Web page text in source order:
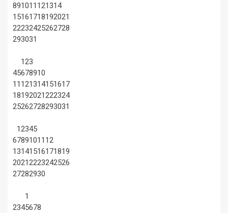
891011 121314
15161718192021
22232425262728
293031
123
45678910
11 121314151617
18192021222324
25262728293031
12345
67891011 12
13141516171819
20212223242526
27282930
1
2345678